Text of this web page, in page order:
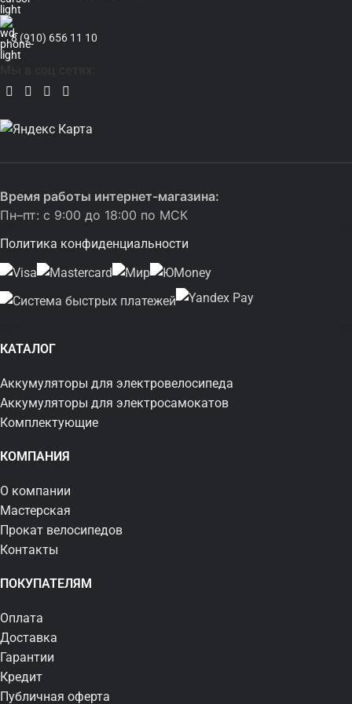
8 (910) 656 11 10
Время работы интернет-магазина:
Пн–пт: с 9:00 до 18:00 по МСК
Политика конфиденциальности
КАТАЛОГ
Аккумуляторы для электровелосипеда
Аккумуляторы для электросамокатов
Комплектующие
КОМПАНИЯ
О компании
Мастерская
Прокат велосипедов
Контакты
ПОКУПАТЕЛЯМ
Оплата
Доставка
Гарантии
Кредит
Публичная оферта